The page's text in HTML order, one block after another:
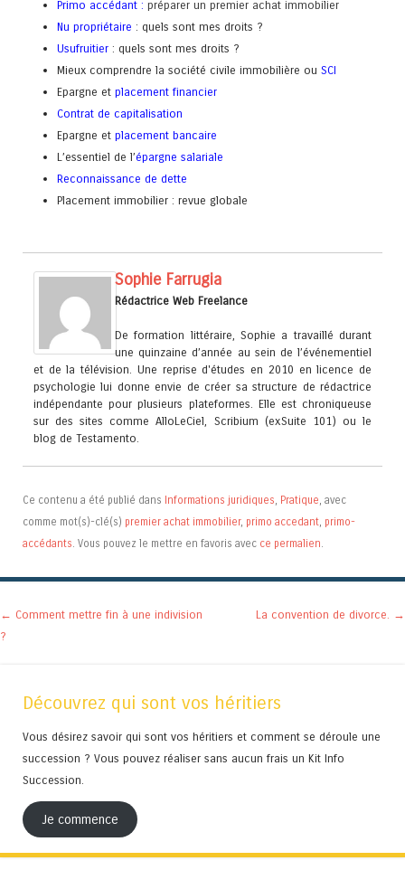
Primo accédant :préparer un premier achat immobilier
Nu propriétaire : quels sont mes droits ?
Usufruitier : quels sont mes droits ?
Mieux comprendre la société civile immobilière ouSCI
Epargne etplacement financier
Contrat de capitalisation
Epargne etplacement bancaire
L’essentiel de l’épargne salariale
Reconnaissance de dette
Placement immobilier : revue globale
Sophie Farrugia
Rédactrice Web Freelance
De formation littéraire, Sophie a travaillé durant
une quinzaine d’année au sein de l’événementiel
et de la télévision. Une reprise d'études en 2010 en licence de
psychologie lui donne envie de créer sa structure de rédactrice
indépendante pour plusieurs plateformes. Elle est chroniqueuse
sur des sites comme AlloLeCiel, Scribium (exSuite 101) ou le
blog de Testamento.
Ce contenu a été publié dans Informations juridiques Pratique , avec
comme mot(s)-clé(s) premier achat immobilier, primo accedant primo-
accédants . Vous pouvez le mettre en favoris avec ce permalien
Navigation des articles
← Comment mettre fin à une indivision
?
La convention de divorce. →
Découvrez qui sont vos héritiers
Vous désirez savoir qui sont vos héritiers et comment se déroule une
succession ? Vous pouvez réaliser sans aucun frais un Kit Info
Succession.
Je commence